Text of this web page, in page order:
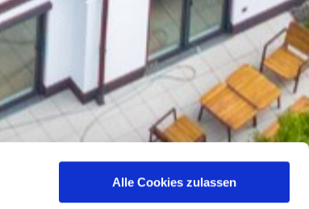
Alle Cookies zulassen